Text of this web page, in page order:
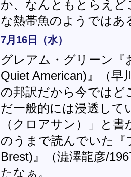
か、なんともとらえど
な熱帯魚のようではあ
7月16日（水）
グレアム・グリーン
Quiet American)』（早
の邦訳だから今では
だ一般的には浸透して
（クロアサン）」と
のうまで読んでいた『
Brest)』（澁澤龍彦/
たなぁ。